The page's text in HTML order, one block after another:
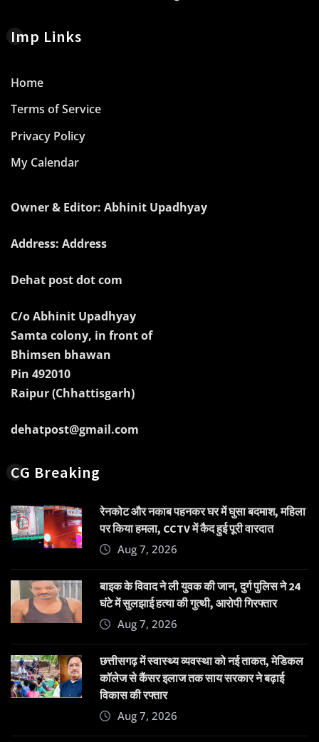
Imp Links
Home
Terms of Service
Privacy Policy
My Calendar
Owner & Editor: Abhinit Upadhyay
Address: Address
Dehat post dot com
C/o Abhinit Upadhyay
Samta colony, in front of
Bhimsen bhawan
Pin 492010
Raipur (Chhattisgarh)
dehatpost@gmail.com
CG Breaking
रेनकोट और नकाब पहनकर घर में घुसा बदमाश, महिला
पर किया हमला, CCTV में कैद हुई पूरी वारदात
Aug 7, 2026
बाइक के विवाद ने ली युवक की जान, दुर्ग पुलिस ने 24
घंटे में सुलझाई हत्या की गुत्थी, आरोपी गिरफ्तार
Aug 7, 2026
छत्तीसगढ़ में स्वास्थ्य व्यवस्था को नई ताकत, मेडिकल
कॉलेज से कैंसर इलाज तक साय सरकार ने बढ़ाई
विकास की रफ्तार
Aug 7, 2026